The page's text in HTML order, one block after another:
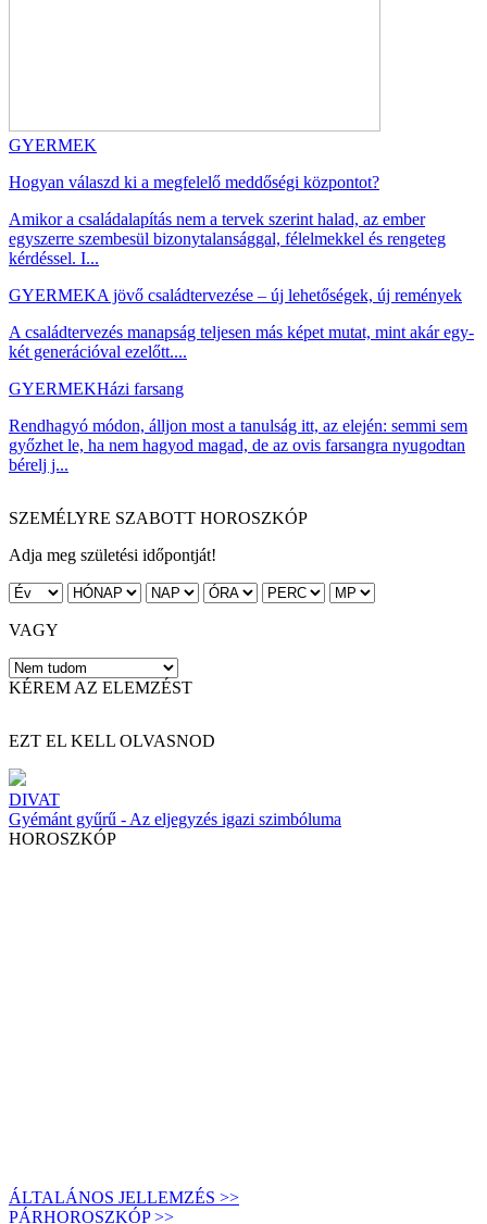
GYERMEK
Hogyan válaszd ki a megfelelő meddőségi központot?
Amikor a családalapítás nem a tervek szerint halad, az ember
egyszerre szembesül bizonytalansággal, félelmekkel és rengeteg
kérdéssel. I...
GYERMEKA jövő családtervezése – új lehetőségek, új remények
A családtervezés manapság teljesen más képet mutat, mint akár egy-
két generációval ezelőtt....
GYERMEKHázi farsang
Rendhagyó módon, álljon most a tanulság itt, az elején: semmi sem
győzhet le, ha nem hagyod magad, de az ovis farsangra nyugodtan
bérelj j...
SZEMÉLYRE SZABOTT HOROSZKÓP
Adja meg születési időpontját!
VAGY
KÉREM AZ ELEMZÉST
EZT EL KELL OLVASNOD
DIVAT
Gyémánt gyűrű - Az eljegyzés igazi szimbóluma
HOROSZKÓP
ÁLTALÁNOS JELLEMZÉS >>
PÁRHOROSZKÓP >>